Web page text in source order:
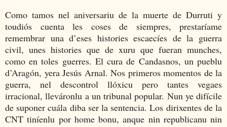
Como tamos nel aniversariu de la muerte de Durruti y
toudiós cuenta les coses de siempres, prestaríame
remembrar una d’eses histories escaecíes de la guerra
civil, unes histories que de xuru que fueran munches,
como en toles guerres. El cura de Candasnos, un pueblu
d’Aragón, yera Jesús Arnal. Nos primeros momentos de la
guerra, nel descontrol llóxicu pero tantes vegaes
irracional, lleváronlu a un tribunal popular. Nun ye difícile
de suponer cuála diba ser la sentencia. Los dirixentes de la
CNT tiníenlu por home bonu, anque nin republicanu nin